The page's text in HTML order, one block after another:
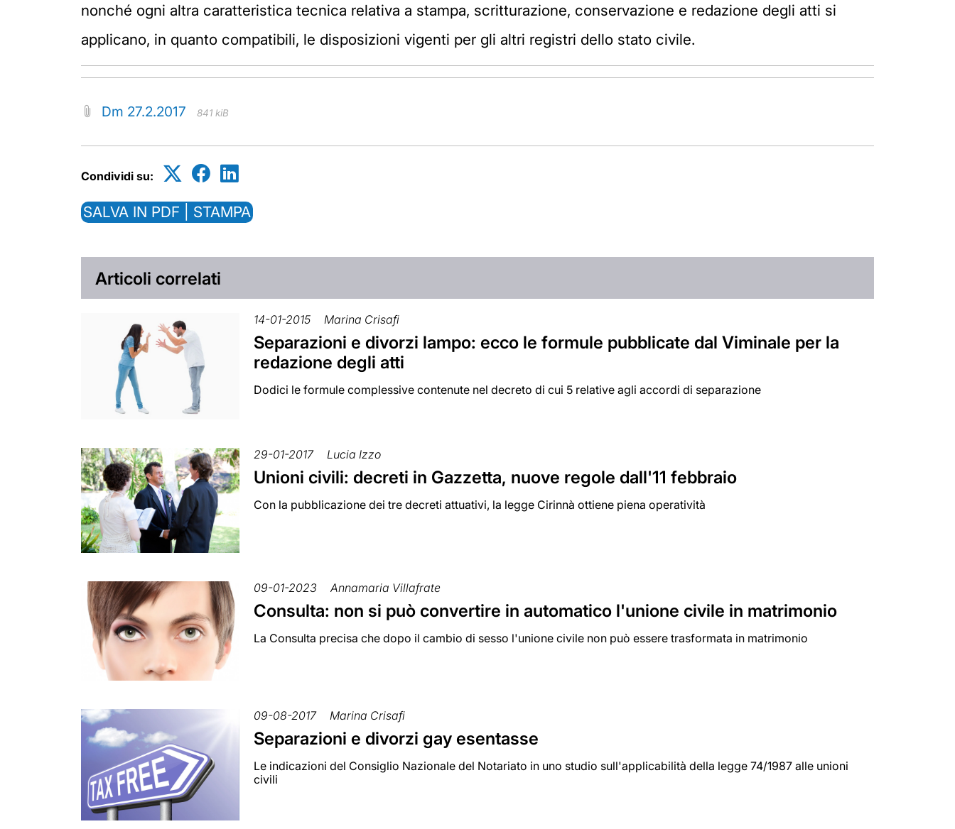
nonché ogni altra caratteristica tecnica relativa a stampa, scritturazione, conservazione e redazione degli atti si
applicano, in quanto compatibili, le disposizioni vigenti per gli altri registri dello stato civile.
Dm 27.2.2017 841 kiB
Condividi su:
SALVA IN PDF | STAMPA
Articoli correlati
14-01-2015 Marina Crisafi
Separazioni e divorzi lampo: ecco le formule pubblicate dal Viminale per la
redazione degli atti
Dodici le formule complessive contenute nel decreto di cui 5 relative agli accordi di separazione
29-01-2017 Lucia Izzo
Unioni civili: decreti in Gazzetta, nuove regole dall'11 febbraio
Con la pubblicazione dei tre decreti attuativi, la legge Cirinnà ottiene piena operatività
09-01-2023 Annamaria Villafrate
Consulta: non si può convertire in automatico l'unione civile in matrimonio
La Consulta precisa che dopo il cambio di sesso l'unione civile non può essere trasformata in matrimonio
09-08-2017 Marina Crisafi
Separazioni e divorzi gay esentasse
Le indicazioni del Consiglio Nazionale del Notariato in uno studio sull'applicabilità della legge 74/1987 alle unioni
civili